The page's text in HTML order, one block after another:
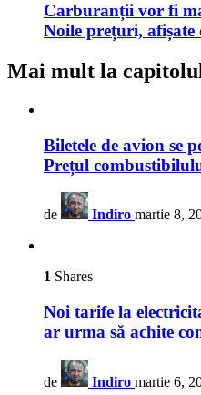
Carburanții vor fi
Noile prețuri, afișate
Mai mult la
Biletele de avion se
Prețul
de Indiro martie 8,
1 Shares
Noi tarife la
ar urma să achite
de Indiro martie 6,